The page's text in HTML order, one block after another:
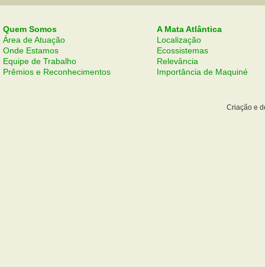
Quem Somos
Área de Atuação
Onde Estamos
Equipe de Trabalho
Prêmios e Reconhecimentos
A Mata Atlântica
Localização
Ecossistemas
Relevância
Importância de Maquiné
Criação e